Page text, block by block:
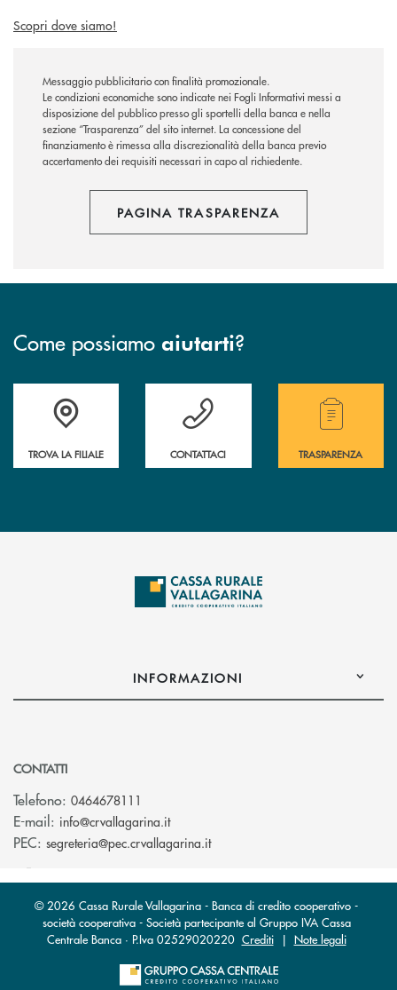
Scopri dove siamo!
Messaggio pubblicitario con finalità promozionale.
Le condizioni economiche sono indicate nei Fogli Informativi messi a
disposizione del pubblico presso gli sportelli della banca e nella
sezione “Trasparenza” del sito internet.La concessione del
finanziamento è rimessa alla discrezionalità della banca previo
accertamento dei requisiti necessari in capo al richiedente.
PAGINA TRASPARENZA
Come possiamo aiutarti?
Accedi all' elenco completo delle filiali .
TROVA LA FILIALE
Hai bisogno di assistenza immediata?
CONTATTACI
Hai bisogno di
TRASPARENZA
INFORMAZIONI
CONTATTI
Telefono: 0464678111
E-mail: info@crvallagarina.it(si apre l’app di posta elettronica)
PEC: segreteria@pec.crvallagarina.it(si apre l’app di posta
© 2026 Cassa Rurale Vallagarina - Banca di credito cooperativo -
società cooperativa - Società partecipante al Gruppo IVA Cassa
Centrale Banca · P.Iva 02529020220 Crediti| Note legali